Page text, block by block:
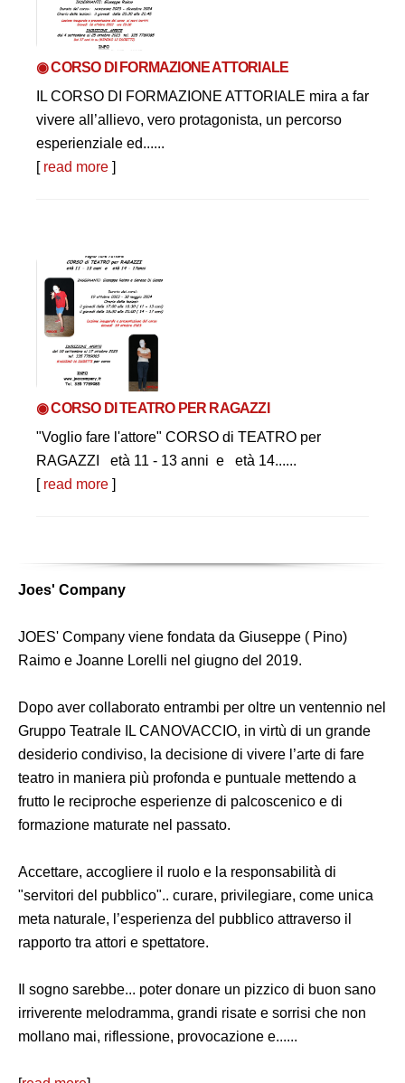
◉ CORSO DI FORMAZIONE ATTORIALE
IL CORSO DI FORMAZIONE ATTORIALE mira a far
vivere all’allievo, vero protagonista, un percorso
esperienziale ed......
[ read more ]
◉ CORSO DI TEATRO PER RAGAZZI
"Voglio fare l'attore" CORSO di TEATRO per
RAGAZZI età 11 - 13 anni e età 14......
[ read more ]
Joes' Company
JOES' Company viene fondata da Giuseppe ( Pino)
Raimo e Joanne Lorelli nel giugno del 2019.
Dopo aver collaborato entrambi per oltre un ventennio nel
Gruppo Teatrale IL CANOVACCIO, in virtù di un grande
desiderio condiviso, la decisione di vivere l’arte di fare
teatro in maniera più profonda e puntuale mettendo a
frutto le reciproche esperienze di palcoscenico e di
formazione maturate nel passato.
Accettare, accogliere il ruolo e la responsabilità di
"servitori del pubblico".. curare, privilegiare, come unica
meta naturale, l’esperienza del pubblico attraverso il
rapporto tra attori e spettatore.
Il sogno sarebbe... poter donare un pizzico di buon sano
irriverente melodramma, grandi risate e sorrisi che non
mollano mai, riflessione, provocazione e......